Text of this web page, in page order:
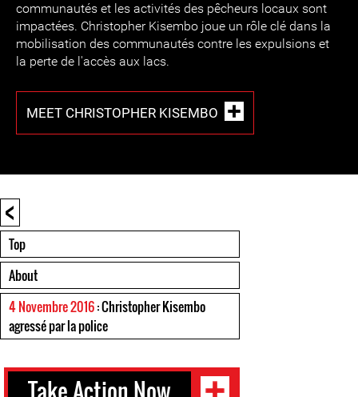
communautés et les activités des pêcheurs locaux sont
impactées. Christopher Kisembo joue un rôle clé dans la
mobilisation des communautés contre les expulsions et
la perte de l'accès aux lacs.
MEET CHRISTOPHER KISEMBO
<
Top
About
4 Novembre 2016: Christopher Kisembo
agressé par la police